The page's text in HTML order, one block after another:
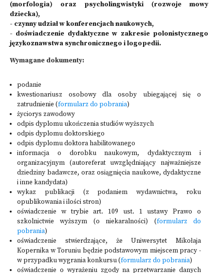
(morfologia) oraz psycholingwistyki (rozwoje mowy
dziecka),
- czynny udział w konferencjach naukowych,
- doświadczenie dydaktyczne w zakresie polonistycznego
językoznawstwa synchronicznego i logopedii.
Wymagane dokumenty:
podanie
kwestionariusz osobowy dla osoby ubiegającej się o
zatrudnienie (formularz do pobrania)
życiorys zawodowy
odpis dyplomu ukończenia studiów wyższych
odpis dyplomu doktorskiego
odpis dyplomu doktora habilitowanego
informacja o dorobku naukowym, dydaktycznym i
organizacyjnym (autoreferat uwzględniający najważniejsze
dziedziny badawcze, oraz osiągnięcia naukowe, dydaktyczne
i inne kandydata)
wykaz publikacji (z podaniem wydawnictwa, roku
opublikowania i ilości stron)
oświadczenie w trybie art. 109 ust. 1 ustawy Prawo o
szkolnictwie wyższym (o niekaralności) (formularz do
pobrania)
oświadczenie stwierdzające, że Uniwersytet Mikołaja
Kopernika w Toruniu będzie podstawowym miejscem pracy -
w przypadku wygrania konkursu (formularz do pobrania)
oświadczenie o wyrażeniu zgody na przetwarzanie danych